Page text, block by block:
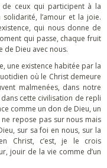
de ceux qui participent à la
l’amour et la joie.
qui nous donne de
qui passe, chaque fruit
de Dieu avec nous.
une existence habitée par la
où le Christ demeure
malmenées, dans notre
cette civilisation de repli
comme un don de Dieu, un
repose pas sur nous mais
sur sa foi en nous, sur la
Christ, c’est, je le crois
jouir de la vie comme d’un